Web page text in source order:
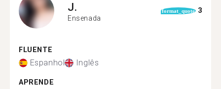
J.
Ensenada
format_quote 3
FLUENTE
Espanhol Inglês
APRENDE